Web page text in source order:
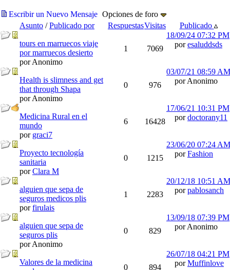
Escribir un Nuevo Mensaje Opciones de foro
Asunto /Publicado por RespuestasVisitas Publicado
tours en marruecos viaje
por marruecos desierto
por Anonimo
1 7069
18/09/24 07:32 PM
poresaluddsds
Health is slimness and get
that through Shapa
por Anonimo
0 976
03/07/21 08:59 AM
por Anonimo
Medicina Rural en el
mundo
por graci7
6 16428
17/06/21 10:31 PM
pordoctorany11
Proyecto tecnología
sanitaria
porClara M
0 1215
23/06/20 07:24 AM
porFashion
alguien que sepa de
seguros medicos plis
porfirulais
1 2283
20/12/18 10:51 AM
porpablosanch
alguien que sepa de
seguros plis
por Anonimo
0 829
13/09/18 07:39 PM
por Anonimo
Valores de la medicina
0 894
26/07/18 04:21 PM
porMuffinlove